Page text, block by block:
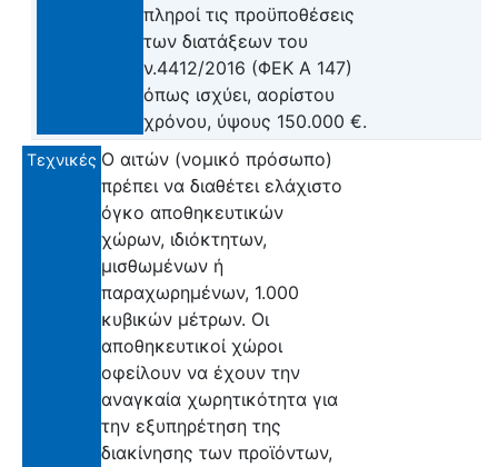
πληροί τις προϋποθέσεις
των διατάξεων του
ν.4412/2016 (ΦΕΚ Α 147)
όπως ισχύει, αορίστου
χρόνου, ύψους 150.000 €.
Τεχνικές Ο αιτών (νομικό πρόσωπο)
πρέπει να διαθέτει ελάχιστο
όγκο αποθηκευτικών
χώρων, ιδιόκτητων,
μισθωμένων ή
παραχωρημένων, 1.000
κυβικών μέτρων. Οι
αποθηκευτικοί χώροι
οφείλουν να έχουν την
αναγκαία χωρητικότητα για
την εξυπηρέτηση της
διακίνησης των προϊόντων,